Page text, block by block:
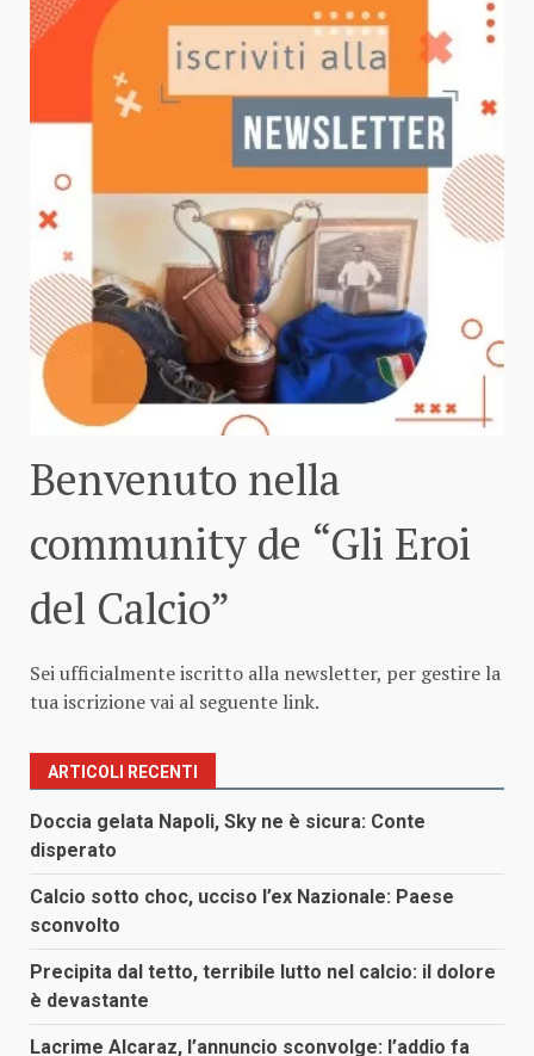
Benvenuto nella
community de “Gli Eroi
del Calcio”
Sei ufficialmente iscritto alla newsletter, per gestire la
tua iscrizione vai al seguente link.
ARTICOLI RECENTI
Doccia gelata Napoli, Sky ne è sicura: Conte
disperato
Calcio sotto choc, ucciso l’ex Nazionale: Paese
sconvolto
Precipita dal tetto, terribile lutto nel calcio: il dolore
è devastante
Lacrime Alcaraz, l’annuncio sconvolge: l’addio fa